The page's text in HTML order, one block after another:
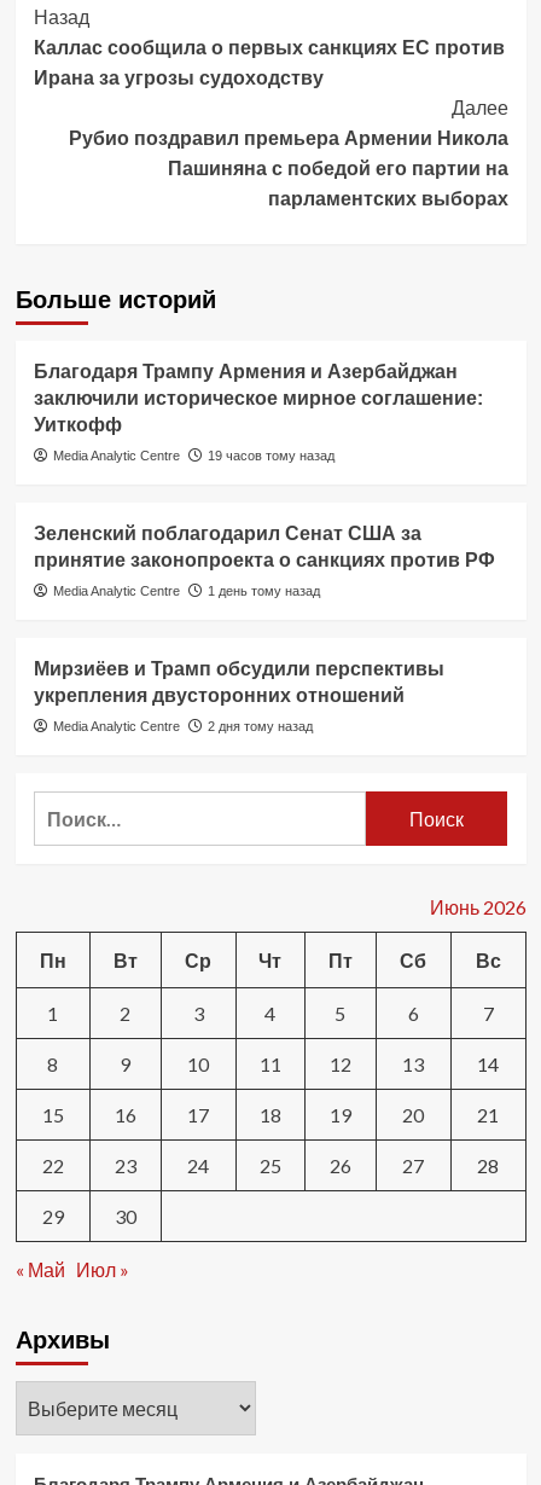
Post
Navigation
Назад
Каллас сообщила о первых санкциях ЕС против
Ирана за угрозы судоходству
Далее
Рубио поздравил премьера Армении Никола
Пашиняна с победой его партии на
парламентских выборах
Больше историй
Благодаря Трампу Армения и Азербайджан
заключили историческое мирное соглашение:
Уиткофф
Media Analytic Centre 19 часов тому назад
Зеленский поблагодарил Сенат США за
принятие законопроекта о санкциях против РФ
Media Analytic Centre 1 день тому назад
Мирзиёев и Трамп обсудили перспективы
укрепления двусторонних отношений
Media Analytic Centre 2 дня тому назад
Июнь 2026
Пн Вт Ср Чт Пт Сб Вс
1 2 3 4 5 6 7
8 9 10 11 12 13 14
15 16 17 18 19 20 21
22 23 24 25 26 27 28
29 30
« Май Июл »
Архивы